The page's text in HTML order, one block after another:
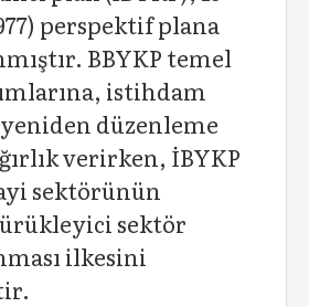
perspektif plana
BBYKP temel
istihdam
düzenleme
verirken, İBYKP
sektörünün
sektör
ilkesini